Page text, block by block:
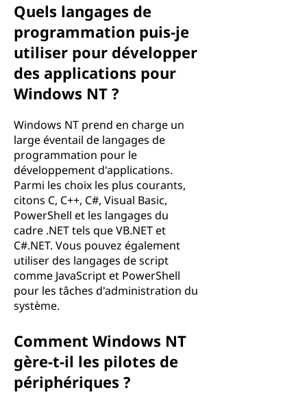
Quels langages de
programmation puis-je
utiliser pour développer
des applications pour
Windows NT ?
Windows NT prend en charge un
large éventail de langages de
programmation pour le
développement d'applications.
Parmi les choix les plus courants,
citons C, C++, C#, Visual Basic,
PowerShell et les langages du
cadre .NET tels que VB.NET et
C#.NET. Vous pouvez également
utiliser des langages de script
comme JavaScript et PowerShell
pour les tâches d'administration du
système.
Comment Windows NT
gère-t-il les pilotes de
périphériques ?